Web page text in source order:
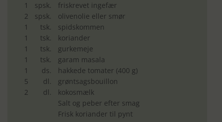
1
spsk.
friskrevet ingefær
2
spsk.
olivenolie eller smør
1
tsk.
spidskommen
1
tsk.
koriander
1
tsk.
gurkemeje
1
tsk.
garam masala
1
ds.
hakkede tomater (400 g)
5
dl.
grøntsagsbouillon
2
dl.
kokosmælk
Salt og peber efter smag
Frisk koriander til pynt